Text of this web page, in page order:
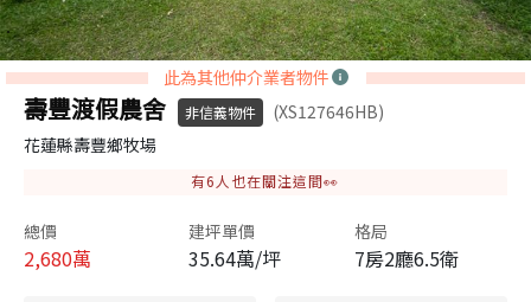
此為其他仲介業者物件
壽豐渡假農舍 非信義物件
(XS127646HB)
花蓮縣壽豐鄉牧場
有6 人也在關注這間👀
總價
2,680萬
建坪單價
35.64萬/坪
格局
7房2廳6.5衛